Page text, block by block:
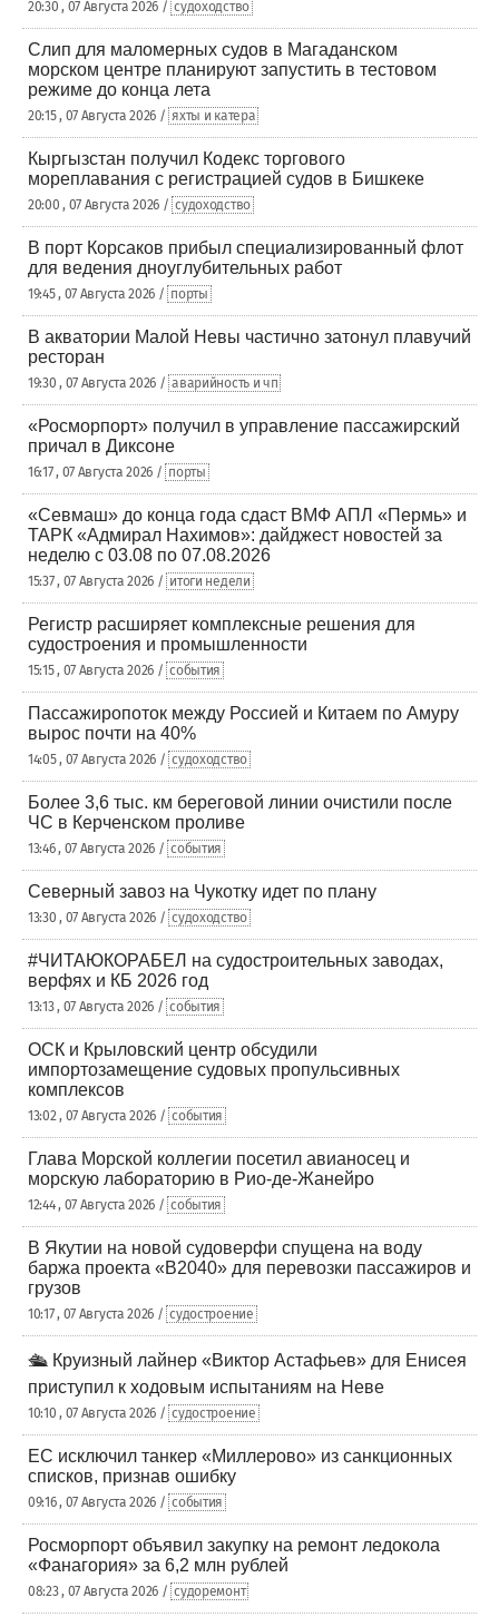
20:30 , 07 Августа 2026 / судоходство
Слип для маломерных судов в Магаданском
морском центре планируют запустить в тестовом
режиме до конца лета
20:15 , 07 Августа 2026 / яхты и катера
Кыргызстан получил Кодекс торгового
мореплавания с регистрацией судов в Бишкеке
20:00 , 07 Августа 2026 / судоходство
В порт Корсаков прибыл специализированный флот
для ведения дноуглубительных работ
19:45 , 07 Августа 2026 / порты
В акватории Малой Невы частично затонул плавучий
ресторан
19:30 , 07 Августа 2026 / аварийность и чп
«Росморпорт» получил в управление пассажирский
причал в Диксоне
16:17 , 07 Августа 2026 / порты
«Севмаш» до конца года сдаст ВМФ АПЛ «Пермь» и
ТАРК «Адмирал Нахимов»: дайджест новостей за
неделю с 03.08 по 07.08.2026
15:37 , 07 Августа 2026 / итоги недели
Регистр расширяет комплексные решения для
судостроения и промышленности
15:15 , 07 Августа 2026 / события
Пассажиропоток между Россией и Китаем по Амуру
вырос почти на 40%
14:05 , 07 Августа 2026 / судоходство
Более 3,6 тыс. км береговой линии очистили после
ЧС в Керченском проливе
13:46 , 07 Августа 2026 / события
Северный завоз на Чукотку идет по плану
13:30 , 07 Августа 2026 / судоходство
#ЧИТАЮКОРАБЕЛ на судостроительных заводах,
верфях и КБ 2026 год
13:13 , 07 Августа 2026 / события
ОСК и Крыловский центр обсудили
импортозамещение судовых пропульсивных
комплексов
13:02 , 07 Августа 2026 / события
Глава Морской коллегии посетил авианосец и
морскую лабораторию в Рио-де-Жанейро
12:44 , 07 Августа 2026 / события
В Якутии на новой судоверфи спущена на воду
баржа проекта «В2040» для перевозки пассажиров и
грузов
10:17 , 07 Августа 2026 / судостроение
🛳️ Круизный лайнер «Виктор Астафьев» для Енисея
приступил к ходовым испытаниям на Неве
10:10 , 07 Августа 2026 / судостроение
ЕС исключил танкер «Миллерово» из санкционных
списков, признав ошибку
09:16 , 07 Августа 2026 / события
Росморпорт объявил закупку на ремонт ледокола
«Фанагория» за 6,2 млн рублей
08:23 , 07 Августа 2026 / судоремонт